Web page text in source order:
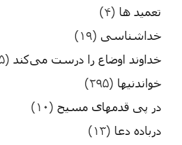
تعمید ها (۴)
خداشناسی (۱۹)
خداوند اوضاع را درست می‌کند (۵)
خواندنیها (۲۹۵)
در پی قدمهای مسیح (۱۰)
درباده دعا (۱۳)